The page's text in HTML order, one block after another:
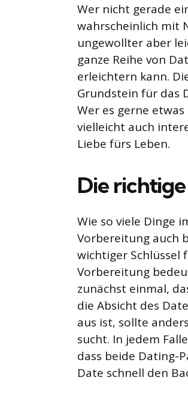
Wer nicht gerade
wahrscheinlich mit
ungewollter aber
ganze Reihe von
erleichtern kann.
Grundstein für das
Wer es gerne
vielleicht auch
Liebe fürs Leben.
Die
Wie so viele Dinge
Vorbereitung auch
wichtiger Schlüssel
Vorbereitung
zunächst einmal,
die Absicht des
aus ist, sollte
sucht. In jedem
dass beide Dating-
Date schnell den